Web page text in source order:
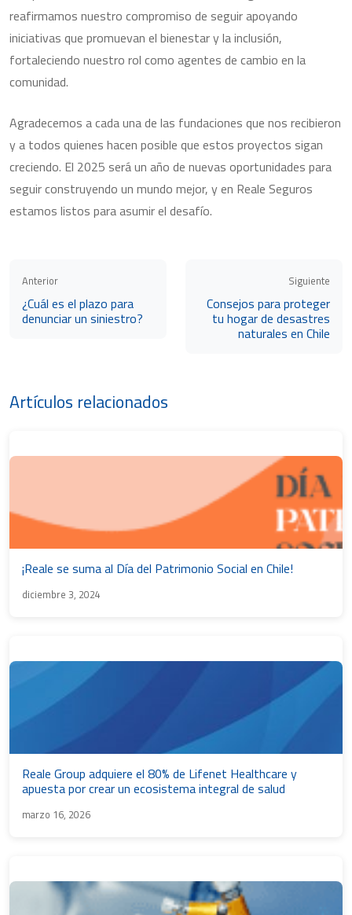
reafirmamos nuestro compromiso de seguir apoyando
iniciativas que promuevan el bienestar y la inclusión,
fortaleciendo nuestro rol como agentes de cambio en la
comunidad.
Agradecemos a cada una de las fundaciones que nos recibieron
y a todos quienes hacen posible que estos proyectos sigan
creciendo. El 2025 será un año de nuevas oportunidades para
seguir construyendo un mundo mejor, y en Reale Seguros
estamos listos para asumir el desafío.
Anterior
¿Cuál es el plazo para
denunciar un siniestro?
Siguiente
Consejos para proteger
tu hogar de desastres
naturales en Chile
Artículos relacionados
¡Reale se suma al Día del Patrimonio Social en Chile!
diciembre 3, 2024
Reale Group adquiere el 80% de Lifenet Healthcare y
apuesta por crear un ecosistema integral de salud
marzo 16, 2026